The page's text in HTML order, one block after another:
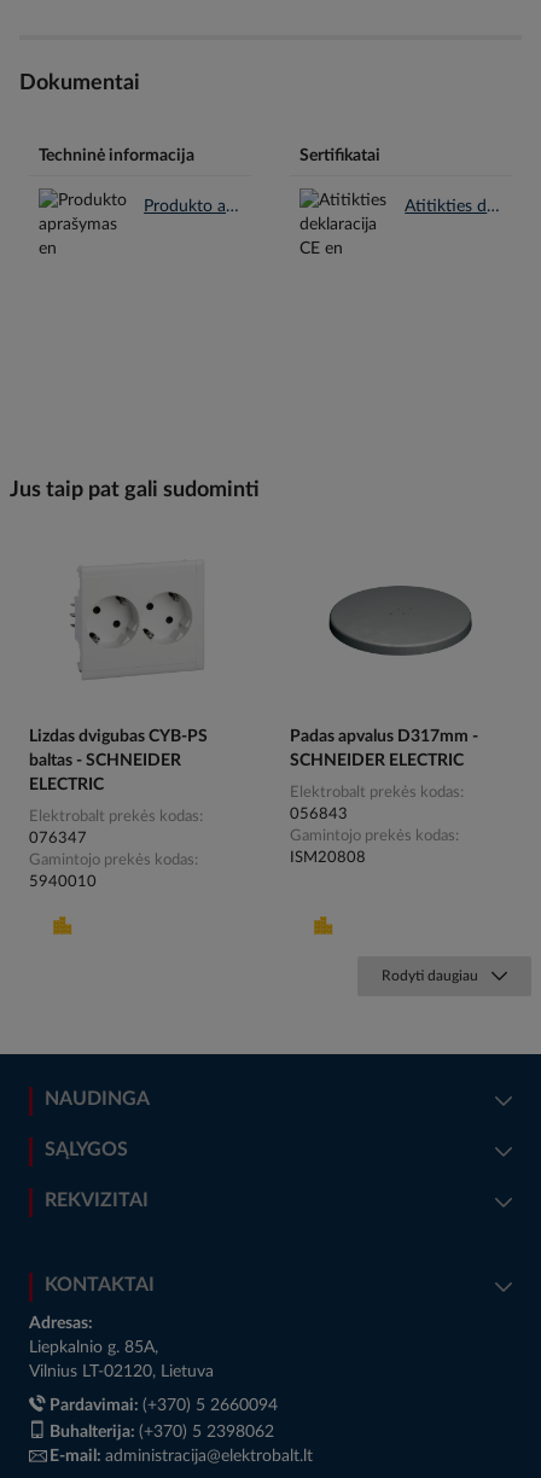
Dokumentai
Techninė informacija
Produkto aprašymas en.pdf
Sertifikatai
Atitikties deklaracija CE en.pdf
Jus taip pat gali sudominti
Lizdas dvigubas CYB-PS
baltas - SCHNEIDER
ELECTRIC
Elektrobalt prekės kodas
076347
Gamintojo prekės kodas
5940010
Padas apvalus D317mm -
SCHNEIDER ELECTRIC
Elektrobalt prekės kodas
056843
Gamintojo prekės kodas
ISM20808
Rodyti daugiau
NAUDINGA
SĄLYGOS
REKVIZITAI
KONTAKTAI
Adresas:
Liepkalnio g. 85A,
Vilnius LT-02120, Lietuva
Pardavimai: (+370) 5 2660094
Buhalterija: (+370) 5 2398062
E-mail: administracija@elektrobalt.lt